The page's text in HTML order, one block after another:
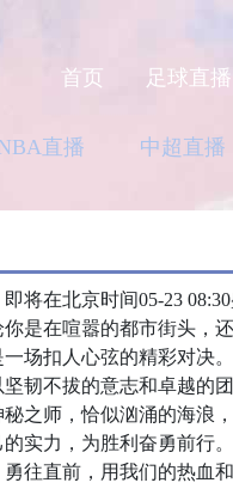
首页 足球直播
直播 中超直播
将在北京时间05-23
是在喧嚣的都市街头，
场扣人心弦的精彩对决
韧不拔的意志和卓越的
之师，恰似汹涌的海浪
实力，为胜利奋勇前行
往直前，用我们的热血